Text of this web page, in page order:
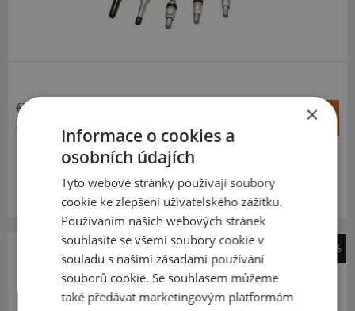
678 Kč
66 Kč Koupit
SKLADEM Expedujeme ještě dnes
Na prodejně v Opavě 11 ks.
Centrální sklad 20 ks.
-80%
TPMS Servisní příslušenství
TPMS servisní kit 915 (kód:SKA915)
×
Informace o cookies a
osobních údajích
Tyto webové stránky používají soubory
cookie ke zlepšení uživatelského zážitku.
Používáním našich webových stránek
souhlasíte se všemi soubory cookie v
souladu s našimi zásadami používání
souborů cookie. Se souhlasem můžeme
také předávat marketingovým platformám